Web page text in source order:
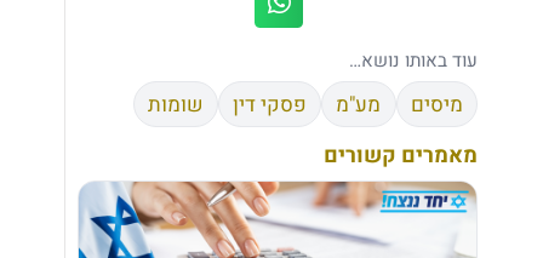
עוד באותו נושא…
מיסים מע"מ פסקי דין שומות
מאמרים קשורים